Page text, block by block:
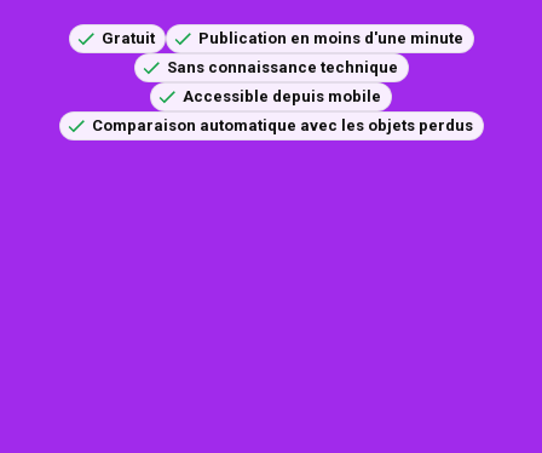
Gratuit
Publication en moins d'une minute
Sans connaissance technique
Accessible depuis mobile
Comparaison automatique avec les objets perdus